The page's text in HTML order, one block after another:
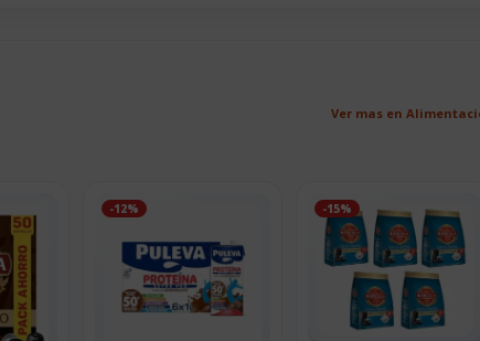
Ver mas en
-12% -15%